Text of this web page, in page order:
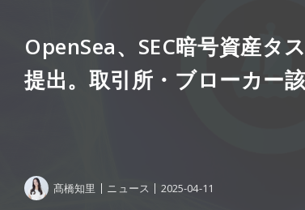
OpenSea、SEC暗号資産タ
提出。取引所・ブローカー
髙橋知里 ニュース 2025-04-11